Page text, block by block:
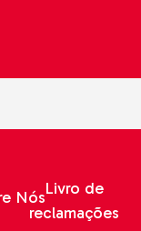
NósLivro de
reclamações